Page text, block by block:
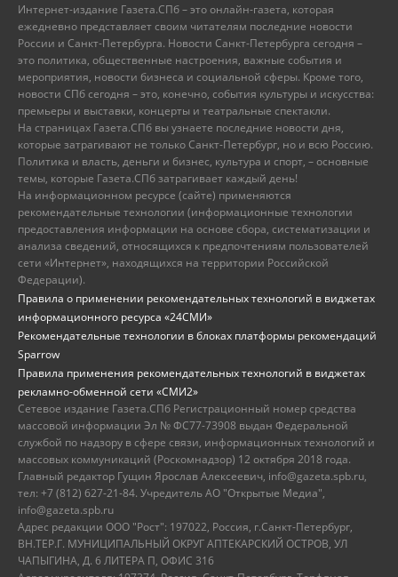
Интернет-издание Газета.СПб – это онлайн-газета, которая
ежедневно представляет своим читателям последние новости
России и Санкт-Петербурга. Новости Санкт-Петербурга сегодня –
это политика, общественные настроения, важные события и
мероприятия, новости бизнеса и социальной сферы. Кроме того,
новости СПб сегодня – это, конечно, события культуры и искусства:
премьеры и выставки, концерты и театральные спектакли.
На страницах Газета.СПб вы узнаете последние новости дня,
которые затрагивают не только Санкт-Петербург, но и всю Россию.
Политика и власть, деньги и бизнес, культура и спорт, – основные
темы, которые Газета.СПб затрагивает каждый день!
На информационном ресурсе (сайте) применяются
рекомендательные технологии (информационные технологии
предоставления информации на основе сбора, систематизации и
анализа сведений, относящихся к предпочтениям пользователей
сети «Интернет», находящихся на территории Российской
Федерации).
Правила о применении рекомендательных технологий в виджетах
информационного ресурса «24СМИ»
Рекомендательные технологии в блоках платформы рекомендаций
Sparrow
Правила применения рекомендательных технологий в виджетах
рекламно-обменной сети «СМИ2»
Сетевое издание Газета.СПб Регистрационный номер средства
массовой информации Эл № ФС77-73908 выдан Федеральной
службой по надзору в сфере связи, информационных технологий и
массовых коммуникаций (Роскомнадзор) 12 октября 2018 года.
Главный редактор Гущин Ярослав Алексеевич, info@gazeta.spb.ru,
тел: +7 (812) 627-21-84. Учредитель АО "Открытые Медиа",
info@gazeta.spb.ru
Адрес редакции ООО "Рост": 197022, Россия, г.Санкт-Петербург,
ВН.ТЕР.Г. МУНИЦИПАЛЬНЫЙ ОКРУГ АПТЕКАРСКИЙ ОСТРОВ, УЛ
ЧАПЫГИНА, Д. 6 ЛИТЕРА П, ОФИС 316